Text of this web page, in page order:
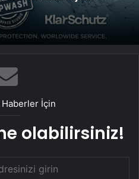
Hızlı ve Uygun
Yeni Adresi
Haberler İçin
olabilirsiniz!